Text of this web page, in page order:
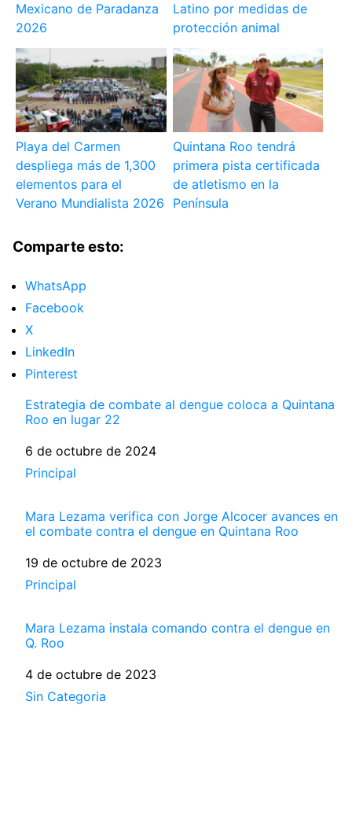
Mexicano de Paradanza
2026
Latino por medidas de
protección animal
Playa del Carmen
despliega más de 1,300
elementos para el
Verano Mundialista 2026
Quintana Roo tendrá
primera pista certificada
de atletismo en la
Península
Comparte esto:
WhatsApp
Facebook
X
LinkedIn
Pinterest
Estrategia de combate al dengue coloca a Quintana
Roo en lugar 22
Fecha
6 de octubre de 2024
Respecto a
Principal
Mara Lezama verifica con Jorge Alcocer avances en
el combate contra el dengue en Quintana Roo
Fecha
19 de octubre de 2023
Respecto a
Principal
Mara Lezama instala comando contra el dengue en
Q. Roo
Fecha
4 de octubre de 2023
Respecto a
Sin Categoria